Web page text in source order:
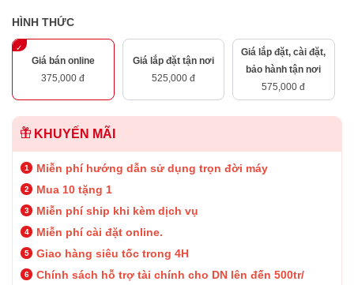
HÌNH THỨC
Giá bán online
375,000 đ
Giá lắp đặt tận nơi
525,000 đ
Giá lắp đặt, cài đặt,
bảo hành tận nơi
575,000 đ
KHUYẾN MÃI
Miễn phí hướng dẫn sử dụng trọn đời máy
Mua 10 tặng 1
Miễn phí ship khi kèm dịch vụ
Miễn phí cài đặt online.
Giao hàng siêu tốc trong 4H
Chính sách hỗ trợ tài chính cho DN lên đến 500tr/